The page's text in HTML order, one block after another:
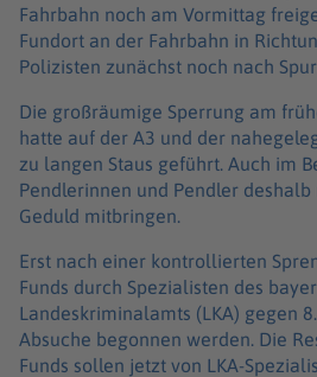
Fahrbahn noch am Vormittag
Fundort an der Fahrbahn in
Polizisten zunächst noch nach
Die großräumige Sperrung am
hatte auf der A3 und der
zu langen Staus geführt. Auch im
Pendlerinnen und Pendler deshalb
Geduld mitbringen.
Erst nach einer kontrollierten
Funds durch Spezialisten des
Landeskriminalamts (LKA) gegen
Absuche begonnen werden. Die
Funds sollen jetzt von LKA-